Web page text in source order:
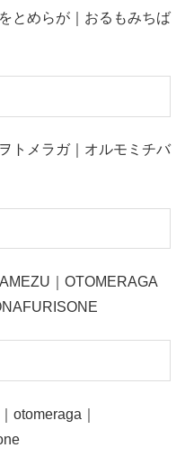
とめらが｜おるもみちば
トメラガ｜オルモミチバ
｜OTOMERAGA
otomeraga｜